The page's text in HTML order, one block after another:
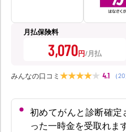
月払保険料
3,070円
みんなの口コミ 4.1 （ 20
初めてがんと診断確定
った一時金を受取れま